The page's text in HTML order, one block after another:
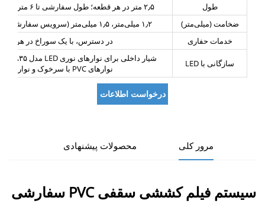
طول
۲٫۵ متر در هر قطعه؛ طول سفارشی تا ۶ متر (قابل برش به هر اندازه‌ای)
ضخامت (میلی‌متر)
۱٫۲ میلی‌متر، ۱٫۵ میلی‌متر (سرویس سفارشی‌سازی نیز ارائه می‌شود)
خدمات حفاری
در دسترس، با یک سوراخ در هر ۱۲ سانتی‌متر
سازگانی با LED نوارهای PVC با سرخوک و نوارهای سیلیکونی
درخواست اطلاعات
مرور کلی محصولات پیشنهادی
سیستم فیلم کششی سقفی PVC سفارشی